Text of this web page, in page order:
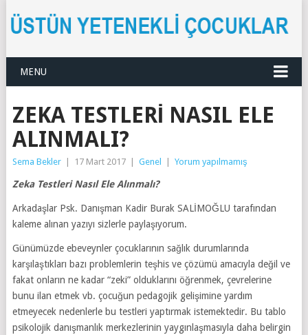
MENU
ZEKA TESTLERI NASIL ELE
ALINMALI?
Sema Bekler 17 Mart 2017 Genel Yorum yapılmamış
Zeka Testleri Nasıl Ele Alınmalı?
Arkadaşlar Psk. Danışman Kadir Burak SALİMOĞLU tarafından
kaleme alınan yazıyı sizlerle paylaşıyorum.
Günümüzde ebeveynler çocuklarının sağlık durumlarında
karşılaştıkları bazı problemlerin teşhis ve çözümü amacıyla değil ve
fakat onların ne kadar “zeki” olduklarını öğrenmek, çevrelerine
bunu ilan etmek vb. çocuğun pedagojik gelişimine yardım
etmeyecek nedenlerle bu testleri yaptırmak istemektedir. Bu tablo
psikolojik danışmanlık merkezlerinin yaygınlaşmasıyla daha belirgin